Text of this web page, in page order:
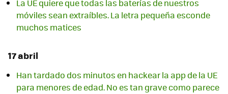
La UE quiere que todas las baterías de nuestros
móviles sean extraíbles. La letra pequeña esconde
muchos matices
17 abril
Han tardado dos minutos en hackear la app de la UE
para menores de edad. No es tan grave como parece